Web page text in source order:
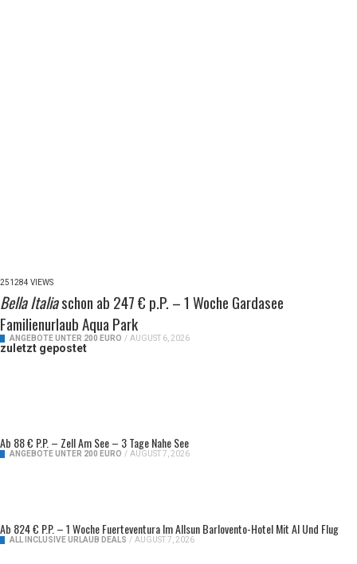
251284 VIEWS
Bella Italiaschon ab 247 € p.P. – 1 Woche Gardasee
Familienurlaub Aqua Park
ANGEBOTE UNTER 200 EURO / AUGUST 6, 2026
zuletzt gepostet
Ab 88 € P.P. – Zell Am See – 3 Tage Nahe See
ANGEBOTE UNTER 200 EURO / AUGUST 7, 2026
Ab 824 € P.P. – 1 Woche Fuerteventura Im Allsun Barlovento-Hotel Mit AI Und Flug
ALL INCLUSIVE URLAUB DEALS / AUGUST 7, 2026